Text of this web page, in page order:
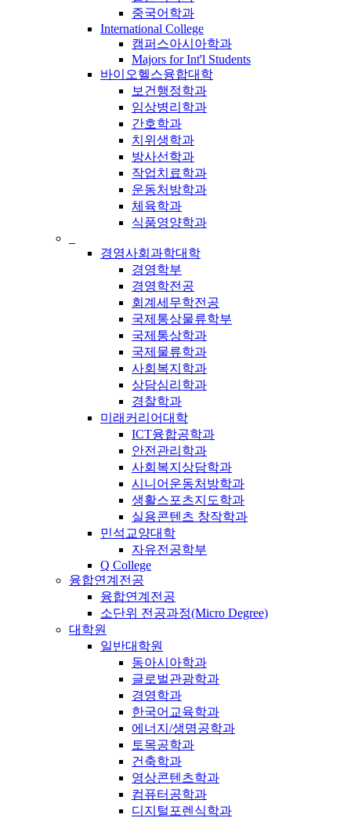
중국어학과
International College
캠퍼스아시아학과
Majors for Int'l Students
바이오헬스융합대학
보건행정학과
임상병리학과
간호학과
치위생학과
방사선학과
작업치료학과
운동처방학과
체육학과
식품영양학과
경영사회과학대학
경영학부
경영학전공
회계세무학전공
국제통상물류학부
국제통상학과
국제물류학과
사회복지학과
상담심리학과
경찰학과
미래커리어대학
ICT융합공학과
안전관리학과
사회복지상담학과
시니어운동처방학과
생활스포츠지도학과
실용콘텐츠 창작학과
민석교양대학
자유전공학부
Q College
융합연계전공
융합연계전공
소단위 전공과정(Micro Degree)
대학원
일반대학원
동아시아학과
글로벌관광학과
경영학과
한국어교육학과
에너지/생명공학과
토목공학과
건축학과
영상콘텐츠학과
컴퓨터공학과
디지털포렌식학과